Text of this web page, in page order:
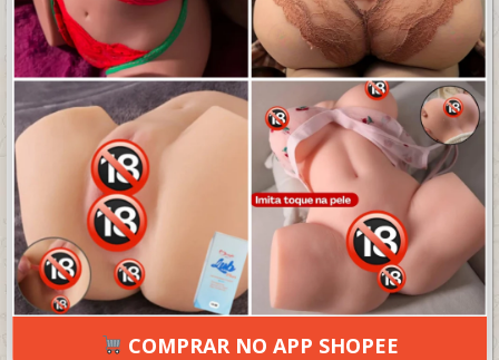
Figurinhas livre18
4.1/5 (30 avaliações)
COMPRAR NO APP SHOPEE